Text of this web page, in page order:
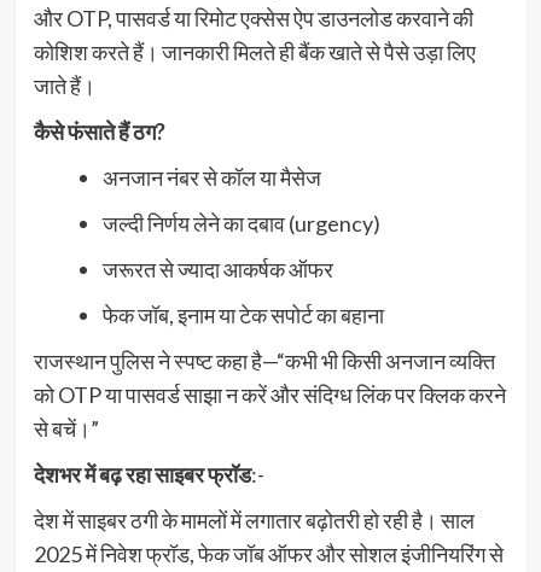
और OTP, पासवर्ड या रिमोट एक्सेस ऐप डाउनलोड करवाने की
कोशिश करते हैं। जानकारी मिलते ही बैंक खाते से पैसे उड़ा लिए
जाते हैं।
कैसे फंसाते हैं ठग?
अनजान नंबर से कॉल या मैसेज
जल्दी निर्णय लेने का दबाव (urgency)
जरूरत से ज्यादा आकर्षक ऑफर
फेक जॉब, इनाम या टेक सपोर्ट का बहाना
राजस्थान पुलिस ने स्पष्ट कहा है—“कभी भी किसी अनजान व्यक्ति
को OTP या पासवर्ड साझा न करें और संदिग्ध लिंक पर क्लिक करने
से बचें।”
देशभर में बढ़ रहा साइबर फ्रॉड:-
देश में साइबर ठगी के मामलों में लगातार बढ़ोतरी हो रही है। साल
2025 में निवेश फ्रॉड, फेक जॉब ऑफर और सोशल इंजीनियरिंग से